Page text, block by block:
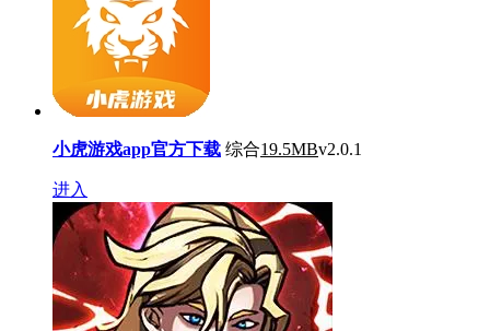
小虎游戏app官方下载 综合19.5MBv2.0.1
进入